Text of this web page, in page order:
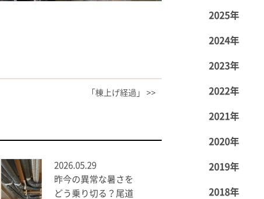
「棟上げ経過」 >>
2026.05.29
昨今の異常な暑さを
どう乗り切る？尾道
2025年
2024年
2023年
2022年
2021年
2020年
2019年
2018年